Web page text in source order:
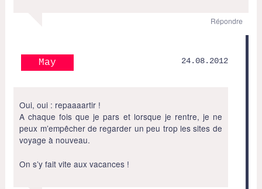
Répondre
May 24.08.2012
Oui, oui : repaaaartir !
A chaque fois que je pars et lorsque je rentre, je ne
peux m’empêcher de regarder un peu trop les sites de
voyage à nouveau.
On s’y fait vite aux vacances !